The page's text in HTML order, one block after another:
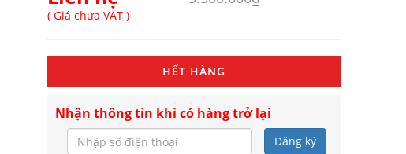
( Giá chưa VAT )
HẾT HÀNG
Nhận thông tin khi có hàng trở lại
Đăng ký